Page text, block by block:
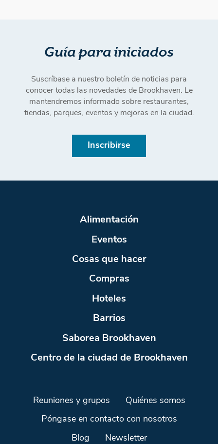
Guía para iniciados
Suscríbase a nuestro boletín de noticias para
conocer todas las novedades de Brookhaven. Le
mantendremos informado sobre restaurantes,
tiendas, parques, eventos y mejoras en la ciudad.
Inscribirse
Alimentación
Eventos
Cosas que hacer
Compras
Hoteles
Barrios
Saborea Brookhaven
Centro de la ciudad de Brookhaven
Reuniones y grupos Quiénes somos
Póngase en contacto con nosotros
Blog Newsletter